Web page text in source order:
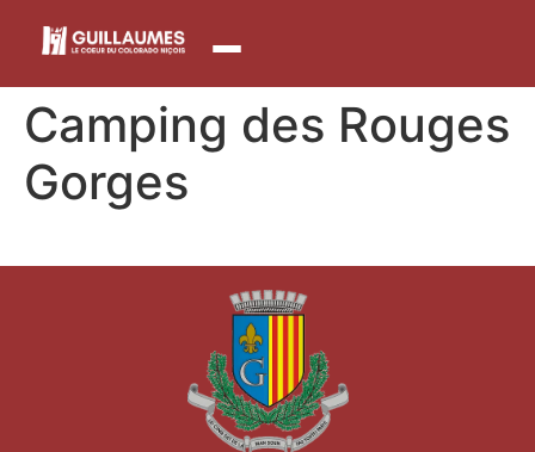
principal
Camping des Rouges
Gorges